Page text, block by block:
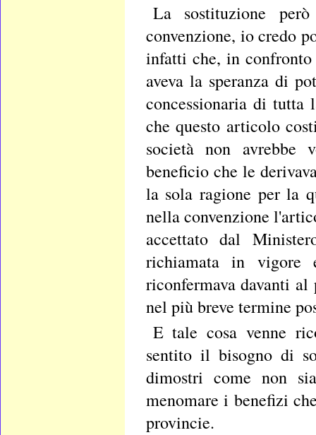
La sostituzione
convenzione, io credo
infatti che, in
aveva la speranza di
concessionaria di tutta
che questo articolo
società non avrebbe
beneficio che le
la sola ragione per la
nella convenzione
accettato dal
richiamata in vigore
riconfermava davanti
nel più breve termine
E tale cosa venne
sentito il bisogno di
dimostri come non
menomare i benefizi
provincie.